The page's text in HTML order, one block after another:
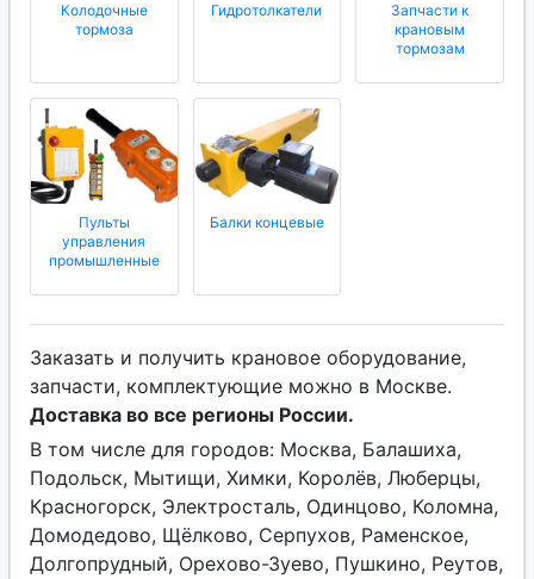
Колодочные
тормоза
Гидротолкатели
Запчасти к
крановым
тормозам
Пульты
управления
промышленные
Балки концевые
Заказать и получить крановое оборудование,
запчасти, комплектующие можно в Москве.
Доставка во все регионы России.
В том числе для городов: Москва, Балашиха,
Подольск, Мытищи, Химки, Королёв, Люберцы,
Красногорск, Электросталь, Одинцово, Коломна,
Домодедово, Щёлково, Серпухов, Раменское,
Долгопрудный, Орехово-Зуево, Пушкино, Реутов,